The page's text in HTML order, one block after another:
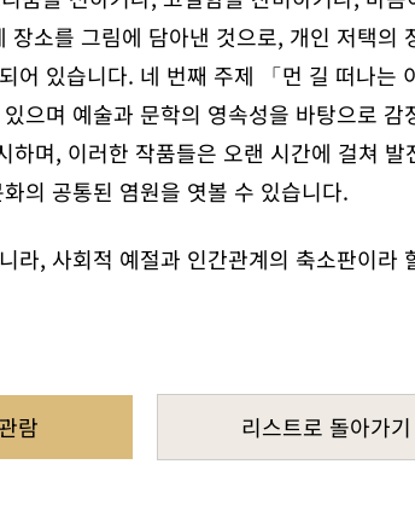
소를 그림에 담아낸 것으로, 개인 저택의
어 있습니다. 네 번째 주제 「먼 길 떠나는
으며 예술과 문학의 영속성을 바탕으로
며, 이러한 작품들은 오랜 시간에 걸쳐
의 공통된 염원을 엿볼 수 있습니다.
라, 사회적 예절과 인간관계의 축소판이라
람 리스트로 돌아가기